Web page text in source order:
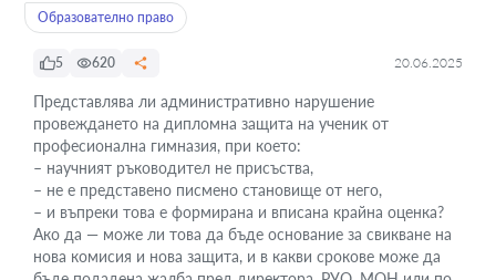
Образователно право
5 620 20.06.2025
Представлява ли административно нарушение
провеждането на дипломна защита на ученик от
професионална гимназия, при което:
– научният ръководител не присъства,
– не е представено писмено становище от него,
– и въпреки това е формирана и вписана крайна оценка?
Ако да — може ли това да бъде основание за свикване на
нова комисия и нова защита, и в какви срокове може да